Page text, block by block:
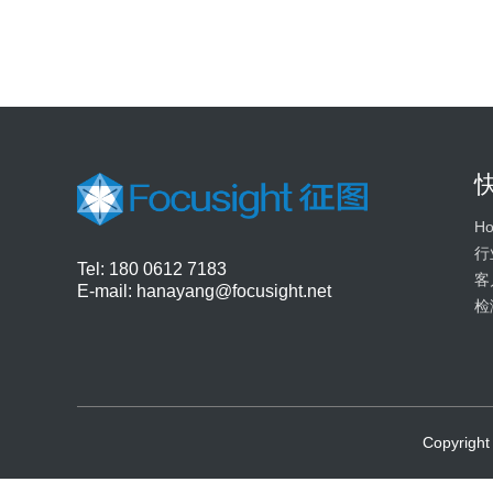
Tel: 180 0612 7183
E-mail: hanayang@focusight.net
行
客
检